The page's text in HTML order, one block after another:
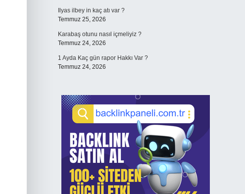
Ilyas ilbey in kaç atı var ?
Temmuz 25, 2026
Karabaş otunu nasıl içmeliyiz ?
Temmuz 24, 2026
1 Ayda Kaç gün rapor Hakkı Var ?
Temmuz 24, 2026